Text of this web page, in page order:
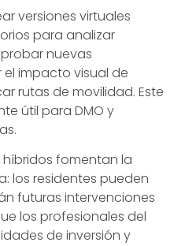
versiones virtuales
para analizar
nuevas
impacto visual de
rutas de movilidad. Este
útil para DMO y
fomentan la
los residentes pueden
futuras intervenciones
los profesionales del
de inversión y